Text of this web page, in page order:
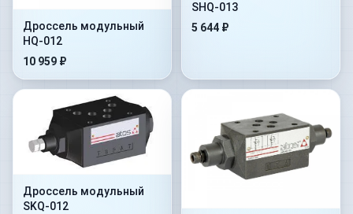
Дроссель модульный
HQ-012
10 959 ₽
SHQ-013
5 644 ₽
Дроссель модульный
SKQ-012